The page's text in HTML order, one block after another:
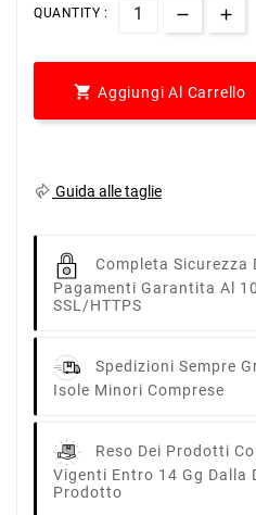
QUANTITY :
 Aggiungi Al Carrello
Guida alle taglie
Completa Sicurezza
Pagamenti Garantita Al
SSL/HTTPS
Spedizioni Sempre
Isole Minori Comprese
Reso Dei Prodotti
Vigenti Entro 14 Gg Dalla
Prodotto